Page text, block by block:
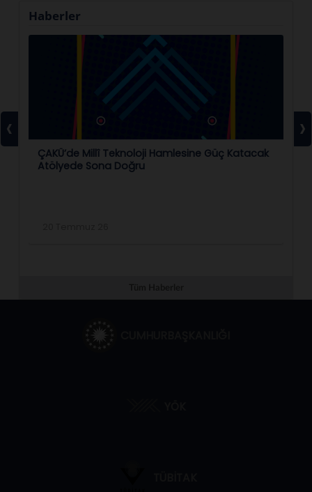
Haberler
ÇAKÜ’de Millî Teknoloji Hamlesine Güç Katacak
Atölyede Sona Doğru
‹ ›